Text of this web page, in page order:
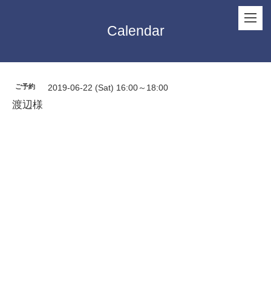
Calendar
ご予約 2019-06-22 (Sat) 16:00～18:00
渡辺様